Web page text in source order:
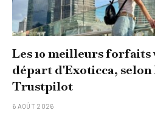
Les 10 meilleurs forfaits
départ d'Exoticca, selon
Trustpilot
6 AOÛT 2026